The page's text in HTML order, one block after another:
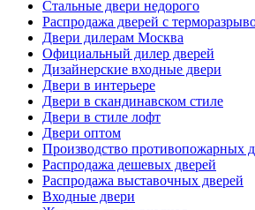
Стальные двери недорого
Распродажа дверей с
Двери дилерам Москва
Официальный дилер дверей
Дизайнерские входные двери
Двери в интерьере
Двери в скандинавском стиле
Двери в стиле лофт
Двери оптом
Производство противопожарных
Распродажа дешевых дверей
Распродажа выставочных дверей
Входные двери